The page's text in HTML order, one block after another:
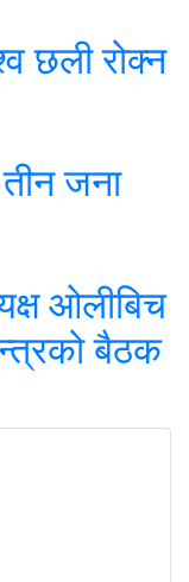
छली रोक्न
जना
ओलीबिच
बैठक